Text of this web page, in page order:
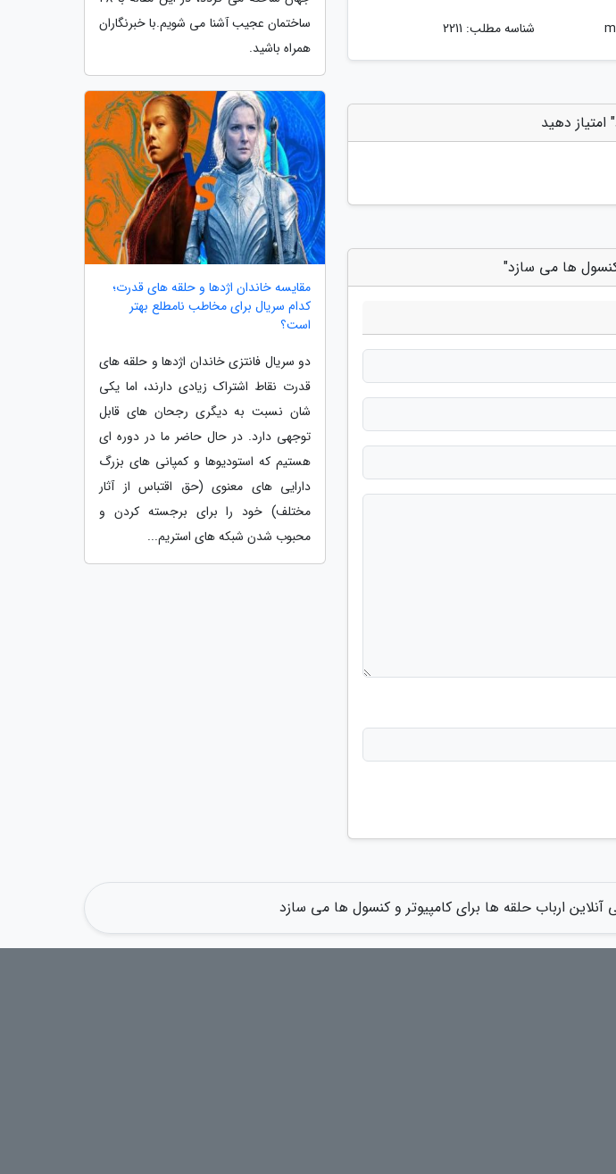
شناسه مطلب: 2211
دهید
کنسول ها می سازد"
ساختمان عجیب آشنا می شویم.با خبرنگاران
همراه باشید.
مقایسه خاندان اژدها و حلقه های قدرت؛
کدام سریال برای مخاطب نامطلع بهتر
است؟
دو سریال فانتزی خاندان اژدها و حلقه های
قدرت نقاط اشتراک زیادی دارند، اما یکی
شان نسبت به دیگری رجحان های قابل
توجهی دارد. در حال حاضر ما در دوره ای
هستیم که استودیوها و کمپانی های بزرگ
دارایی های معنوی (حق اقتباس از آثار
مختلف) خود را برای برجسته کردن و
محبوب شدن شبکه های استریم...
ارباب حلقه ها برای کامپیوتر و کنسول ها می سازد